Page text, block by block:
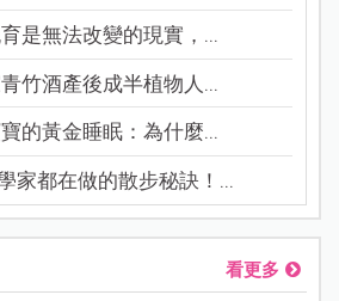
是無法改變的現實，...
竹酒產後成半植物人...
的黃金睡眠：為什麼...
家都在做的散步秘訣！...
看更多